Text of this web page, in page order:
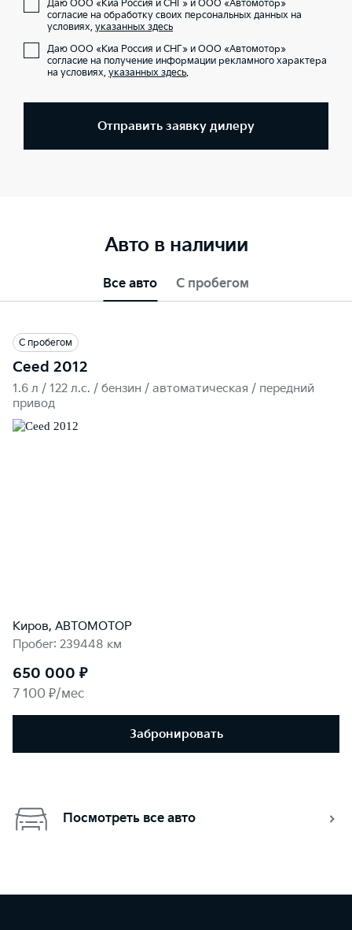
Даю ООО «Киа Россия и СНГ» и ООО «Автомотор»
согласие на обработку своих персональных данных на
условиях, указанных здесь
Даю ООО «Киа Россия и СНГ» и ООО «Автомотор»
согласие на получение информации рекламного характера
на условиях, указанных здесь.
Отправить заявку дилеру
Авто в наличии
Все авто С пробегом
С пробегом
Ceed 2012
1.6 л / 122 л.c. / бензин / автоматическая / передний
привод
Киров, АВТОМОТОР
Пробег: 239448 км
650 000 ₽
7 100 ₽/мес
Забронировать
Посмотреть все авто